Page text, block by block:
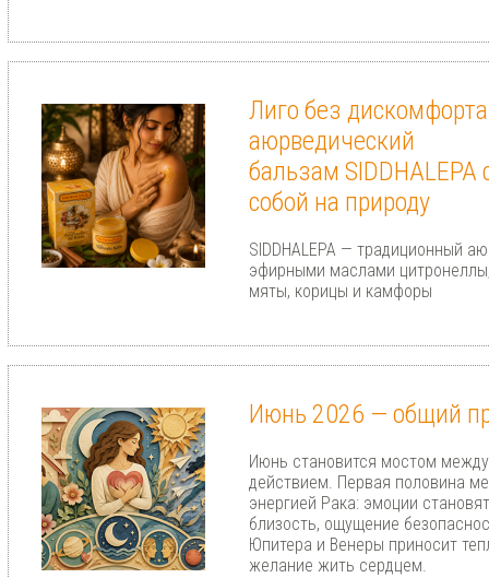
Лиго без
аюрведический
бальзам SIDDHALEPA
собой на природу
SIDDHALEPA — традиционный
эфирными маслами
мяты, корицы и камфоры
Июнь 2026 — общий
Июнь становится мостом
действием. Первая половина
энергией Рака: эмоции
близость, ощущение
Юпитера и Венеры приносит
желание жить сердцем.